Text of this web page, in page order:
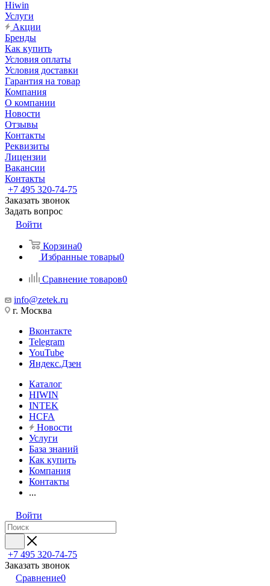
Hiwin
Услуги
Акции
Бренды
Как купить
Условия оплаты
Условия доставки
Гарантия на товар
Компания
О компании
Новости
Отзывы
Контакты
Реквизиты
Лицензии
Вакансии
Контакты
+7 495 320-74-75
Заказать звонок
Задать вопрос
Войти
Корзина0
Избранные товары0
Сравнение товаров0
info@zetek.ru
г. Москва
Вконтакте
Telegram
YouTube
Яндекс.Дзен
Каталог
HIWIN
INTEK
HCFA
Новости
Услуги
База знаний
Как купить
Компания
Контакты
...
Войти
+7 495 320-74-75
Заказать звонок
Сравнение0